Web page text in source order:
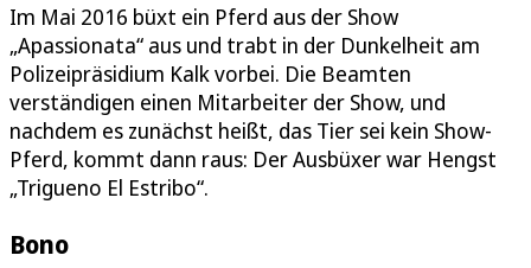
Im Mai 2016 büxt ein Pferd aus der Show
„Apassionata“ aus und trabt in der Dunkelheit am
Polizeipräsidium Kalk vorbei. Die Beamten
verständigen einen Mitarbeiter der Show, und
nachdem es zunächst heißt, das Tier sei kein Show-
Pferd, kommt dann raus: Der Ausbüxer war Hengst
„Trigueno El Estribo“.
Bono